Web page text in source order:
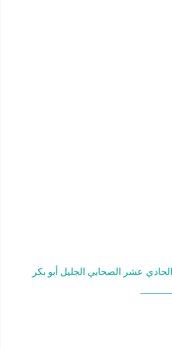
عشر الصحابي الجليل أبو بكر